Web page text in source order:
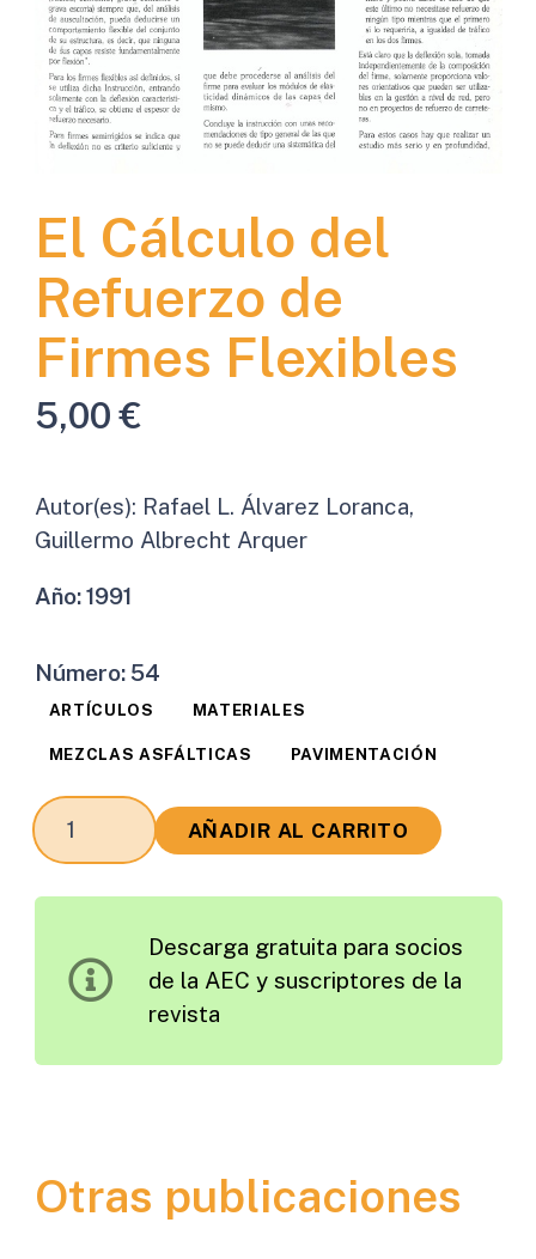
El Cálculo del
Refuerzo de
Firmes Flexibles
5,00€
Autor(es): Rafael L. Álvarez Loranca,
Guillermo Albrecht Arquer
Año:1991
Número: 54
ARTÍCULOS MATERIALES
MEZCLAS ASFÁLTICAS PAVIMENTACIÓN
El
Cálculo
Firmes
AÑADIR AL CARRITO
Descarga gratuita para socios
de la AEC y suscriptores de la
revista
Otras publicaciones